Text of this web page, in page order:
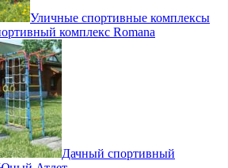
Уличные спортивные комплексы
комплекс Romana
Дачный спортивный